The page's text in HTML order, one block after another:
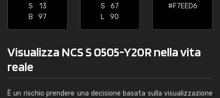
S
13
B
97
S
67
L
90
#F7EED6
Visualizza NCS S 0505-Y20R nella vita
reale
È un rischio prendere una decisione basata sulla visualizzazione